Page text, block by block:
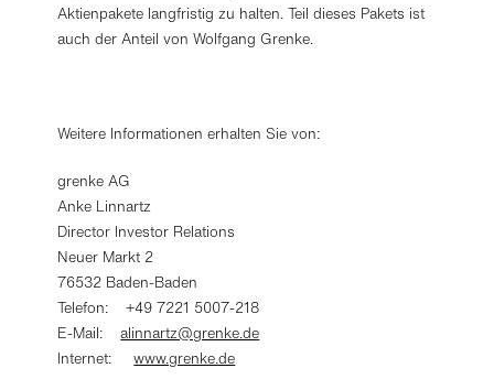
Aktienpakete langfristig zu halten. Teil dieses Pakets ist
auch der Anteil von Wolfgang Grenke.
Weitere Informationen erhalten Sie von:
grenke AG
Anke Linnartz
Director Investor Relations
Neuer Markt 2
76532 Baden-Baden
Telefon: +49 7221 5007-218
E-Mail:alinnartz@grenke.de
Internet:www.grenke.de